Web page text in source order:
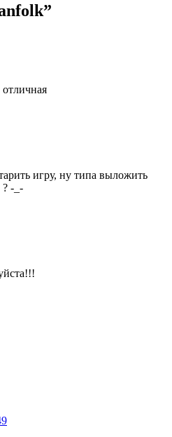
”
игру, ну типа выложить
-_-